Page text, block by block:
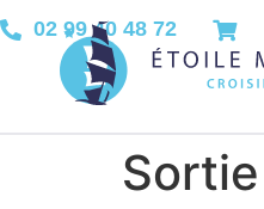
02 99 40 48 72